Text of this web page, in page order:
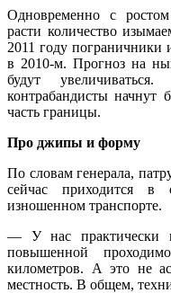
Одновременно с
расти количество
2011 году пограничники
в 2010-м. Прогноз на
будут
контрабандисты начнут
часть границы.
Про джипы и форму
По словам генерала,
сейчас приходится
изношенном транспорте.
— У нас практически
повышенной
километров. А это не
местность. В общем,